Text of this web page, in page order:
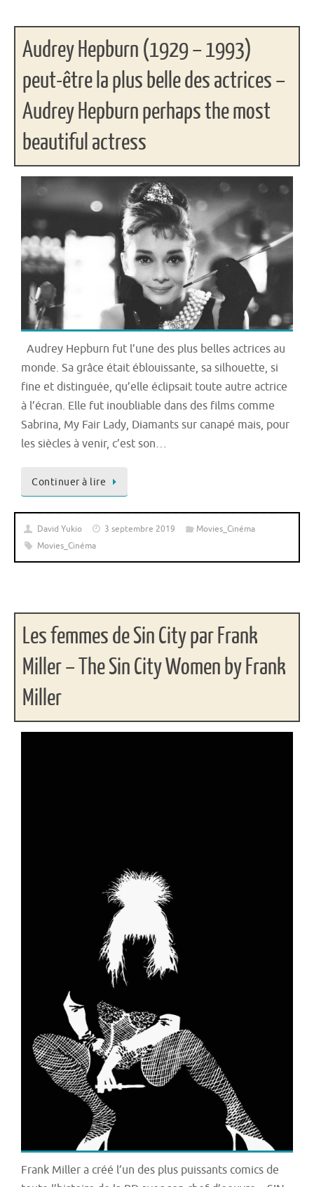
Audrey Hepburn (1929 – 1993)
peut-être la plus belle des actrices –
Audrey Hepburn perhaps the most
beautiful actress
Audrey Hepburn fut l’une des plus belles actrices au
monde. Sa grâce était éblouissante, sa silhouette, si
fine et distinguée, qu’elle éclipsait toute autre actrice
à l’écran. Elle fut inoubliable dans des films comme
Sabrina, My Fair Lady, Diamants sur canapé mais, pour
les siècles à venir, c’est son…
Continuer à lire
David Yukio 3 septembre 2019
Movies_Cinéma
Movies_Cinéma
Les femmes de Sin City par Frank
Miller – The Sin City Women by Frank
Miller
Frank Miller a créé l’un des plus puissants comics de